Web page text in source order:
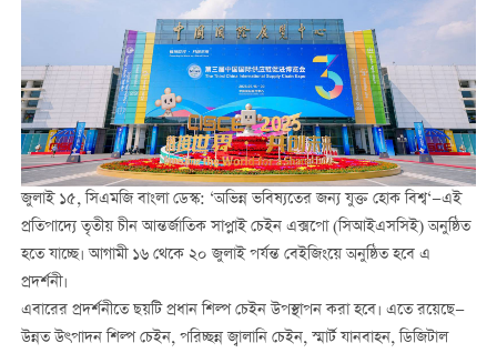
জুলাই ১৫, সিএমজি বাংলা ডেস্ক: ‘অভিন্ন ভবিষ্যতের জন্য যুক্ত হোক বিশ্ব‘—এই
প্রতিপাদ্যে তৃতীয় চীন আন্তর্জাতিক সাপ্লাই চেইন এক্সপো (সিআইএসসিই) অনুষ্ঠিত
হতে যাচ্ছে। আগামী ১৬ থেকে ২০ জুলাই পর্যন্ত বেইজিংয়ে অনুষ্ঠিত হবে এ
প্রদর্শনী।
এবারের প্রদর্শনীতে ছয়টি প্রধান শিল্প চেইন উপস্থাপন করা হবে। এতে রয়েছে—
উন্নত উৎপাদন শিল্প চেইন, পরিচ্ছন্ন জ্বালানি চেইন, স্মার্ট যানবাহন, ডিজিটাল